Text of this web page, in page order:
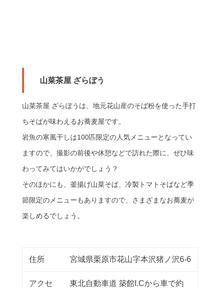
山菜茶屋 ざらぼう
山菜茶屋 ざらぼうは、地元花山産のそば粉を使った手打
ちそばが味わえるお蕎麦屋です。
岩魚の寒風干しは100匹限定の人気メニューとなってい
ますので、撮影の前後や休憩などで訪れた際に、ぜひ味
わってみてはいかがでしょう？
そのほかにも、釜揚げ山菜そば、冷製トマトそばなど季
節限定のメニューもありますので、さまざまなお蕎麦が
楽しめるでしょう。
住所 宮城県栗原市花山字本沢猪ノ沢6-6
アクセ
東北自動車道 築館I.Cから車で約